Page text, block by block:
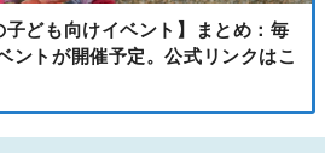
ども向けイベント】まとめ：毎
ントが開催予定。公式リンクはこ